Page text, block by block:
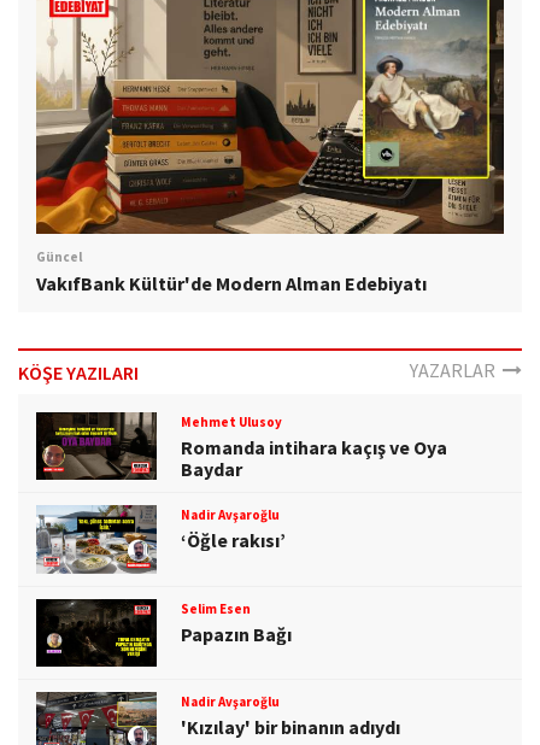
Güncel
VakıfBank Kültür'de Modern Alman Edebiyatı
KÖŞE YAZILARI YAZARLAR
Mehmet Ulusoy
Romanda intihara kaçış ve Oya
Baydar
Nadir Avşaroğlu
‘Öğle rakısı’
Selim Esen
Papazın Bağı
Nadir Avşaroğlu
'Kızılay' bir binanın adıydı